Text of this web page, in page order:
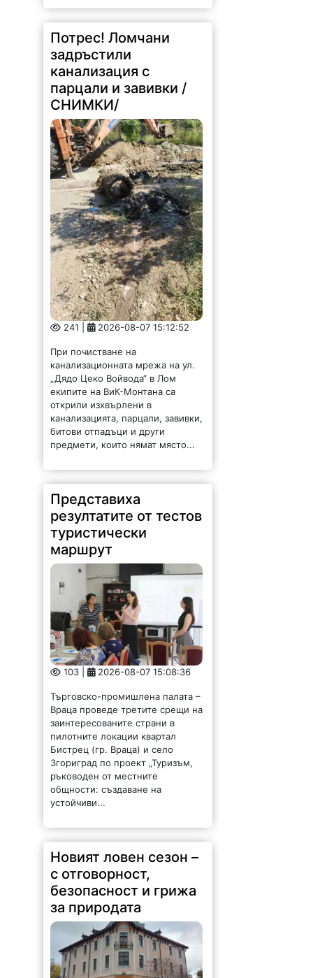
Потрес! Ломчани
задръстили
канализация с
парцали и завивки /
СНИМКИ/
241 | 2026-08-07 15:12:52
При почистване на
канализационната мрежа на ул.
„Дядо Цеко Войвода“ в Лом
екипите на ВиК-Монтана са
открили изхвърлени в
канализацията, парцали, завивки,
битови отпадъци и други
предмети, които нямат място...
Представиха
резултатите от тестов
туристически
маршрут
103 | 2026-08-07 15:08:36
Търговско-промишлена палата –
Враца проведе третите срещи на
заинтересованите страни в
пилотните локации квартал
Бистрец (гр. Враца) и село
Згориград по проект „Туризъм,
ръководен от местните
общности: създаване на
устойчиви...
Новият ловен сезон –
с отговорност,
безопасност и грижа
за природата